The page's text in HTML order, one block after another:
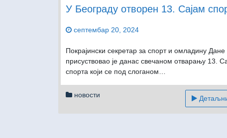
У Београду отворен 13. Сајам
септембар 20, 2024
Покрајински секретар за спорт и омладину Дане
присуствовао је данас свечаном отварању 13.
спорта који се под слоганом…
новости